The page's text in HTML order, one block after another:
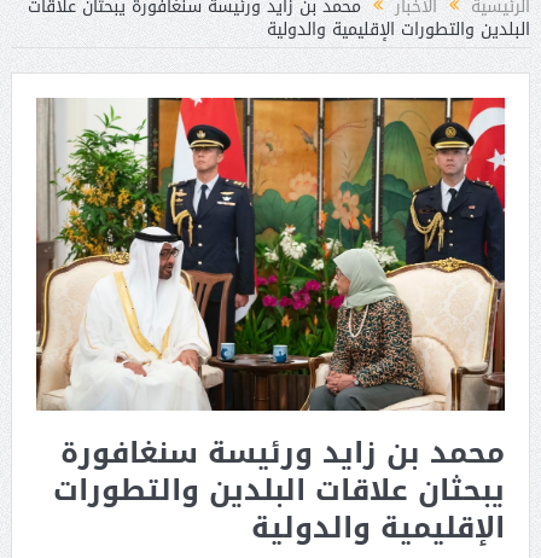
البلدين والتطورات الإقليمية والدولية
محمد بن زايد ورئيسة سنغافورة
يبحثان علاقات البلدين والتطورات
الإقليمية والدولية